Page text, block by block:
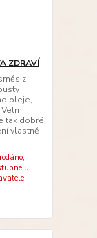
ZDRAVÍ
z
oleje,
tak dobré,
vlastně
u